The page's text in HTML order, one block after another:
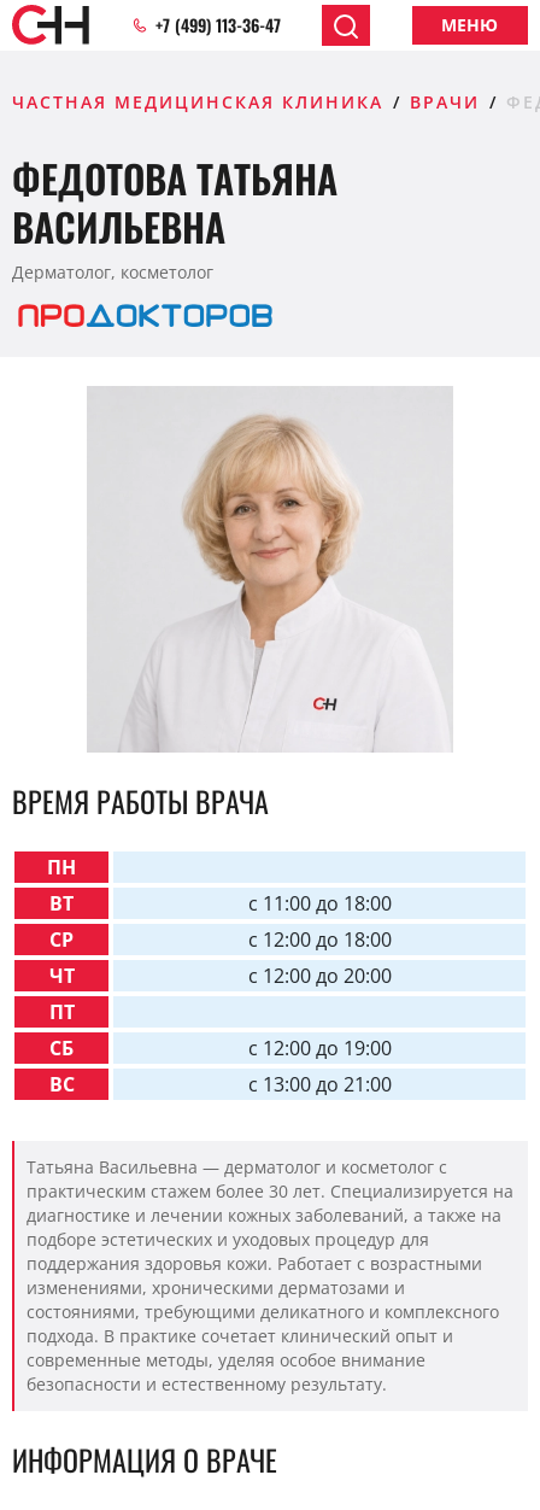
+7 (499) 113-36-47 МЕНЮ
ЧАСТНАЯ МЕДИЦИНСКАЯ КЛИНИКА ВРАЧИ
ФЕДОТОВА ТАТЬЯНА
ВАСИЛЬЕВНА
Дерматолог, косметолог
ВРЕМЯ РАБОТЫ ВРАЧА
ПН
ВТ
СР
ЧТ
ПТ
СБ
ВС
c 11:00 до 18:00
c 12:00 до 18:00
c 12:00 до 20:00
c 12:00 до 19:00
c 13:00 до 21:00
Татьяна Васильевна — дерматолог и косметолог с
практическим стажем более 30 лет. Специализируется на
диагностике и лечении кожных заболеваний, а также на
подборе эстетических и уходовых процедур для
поддержания здоровья кожи. Работает с возрастными
изменениями, хроническими дерматозами и
состояниями, требующими деликатного и комплексного
подхода. В практике сочетает клинический опыт и
современные методы, уделяя особое внимание
безопасности и естественному результату.
ИНФОРМАЦИЯ О ВРАЧЕ